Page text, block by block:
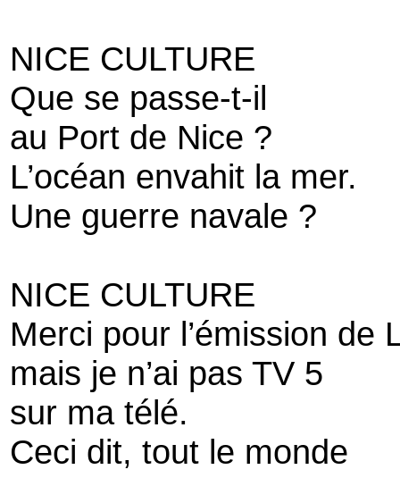
NICE CULTURE
Que se passe-t-il
au Port de Nice ?
L’océan envahit la mer.
Une guerre navale ?
NICE CULTURE
Merci pour l’émission de
mais je n’ai pas TV 5
sur ma télé.
Ceci dit, tout le monde